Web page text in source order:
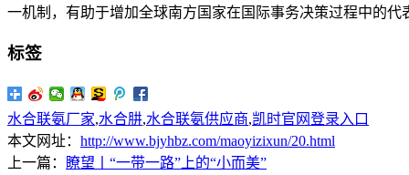
一机制，有助于增加全球南方国家在国际事务决策过程中的代
标签
水合联氨厂家,水合肼,水合联氨供应商,凯时官网登录入口
本文网址： http://www.bjyhbz.com/maoyizixun/20.html
上一篇：
瞭望丨“一带一路”上的“小而美”